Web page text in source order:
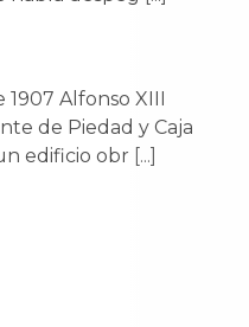
1907 Alfonso XIII
de Piedad y Caja
edificio obr [...]